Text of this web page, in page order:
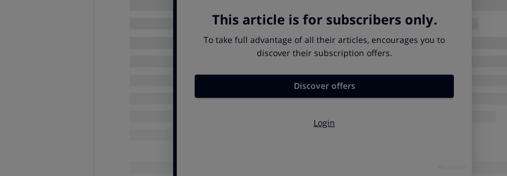
complicadas, robustas y seguras.
1. Tunea una frase
añadiendo símbolos como guiones, arrobas o mayúsculas:
Tengo 2 hijos pequeños >Tengo-2-Hijos-Pequeñ@s